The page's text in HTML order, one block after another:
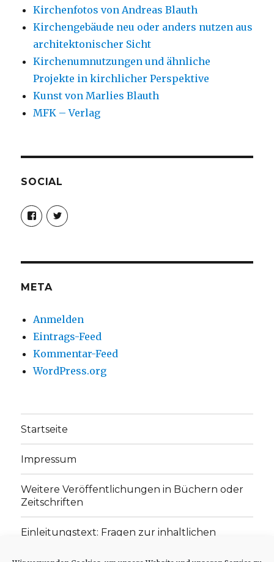
Kirchenfotos von Andreas Blauth
Kirchengebäude neu oder anders nutzen aus
architektonischer Sicht
Kirchenumnutzungen und ähnliche
Projekte in kirchlicher Perspektive
Kunst von Marlies Blauth
MFK – Verlag
SOCIAL
Profil
von
christoph.fleischer1
anzeigen
Profil
von
anzeigen
META
Anmelden
Eintrags-Feed
Kommentar-Feed
WordPress.org
Startseite
Impressum
Weitere Veröffentlichungen in Büchern oder
Zeitschriften
Einleitungstext: Fragen zur inhaltlichen
„schwachen Glaubens“